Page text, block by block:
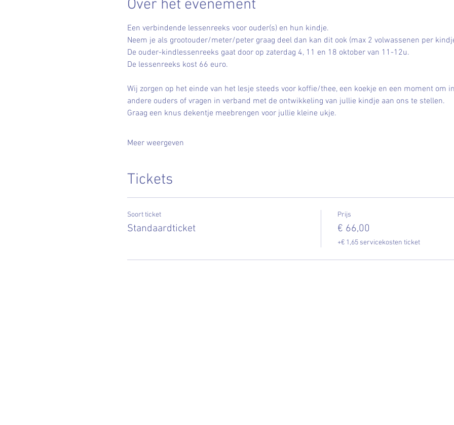
Over het evenement
Een verbindende lessenreeks voor ouder(s) en hun kindje.
Neem je als grootouder/meter/peter graag deel dan kan dit ook (max 2 volwassenen per
De ouder-kindlessenreeks gaat door op zaterdag 4, 11 en 18 oktober van 11-12u.
De lessenreeks kost 66 euro.
Wij zorgen op het einde van het lesje steeds voor koffie/thee, een koekje en een moment om
andere ouders of vragen in verband met de ontwikkeling van jullie kindje aan ons te stellen.
Graag een knus dekentje meebrengen voor jullie kleine ukje.
Meer weergeven
Tickets
Soort ticket
Standaardticket
Prijs
€ 66,00
+€ 1,65 servicekosten ticket